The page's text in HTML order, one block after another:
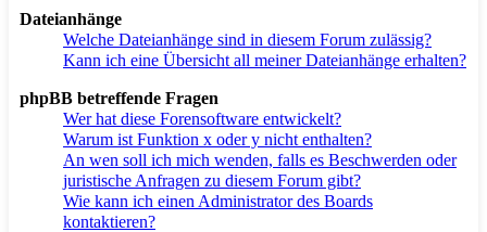
Dateianhänge
Welche Dateianhänge sind in diesem Forum zulässig?
Kann ich eine Übersicht all meiner Dateianhänge erhalten?
phpBB betreffende Fragen
Wer hat diese Forensoftware entwickelt?
Warum ist Funktion x oder y nicht enthalten?
An wen soll ich mich wenden, falls es Beschwerden oder
juristische Anfragen zu diesem Forum gibt?
Wie kann ich einen Administrator des Boards
kontaktieren?